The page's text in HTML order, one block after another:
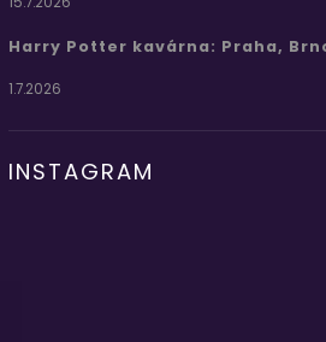
Harry Potter kavárna: Praha,
1.7.2026
INSTAGRAM